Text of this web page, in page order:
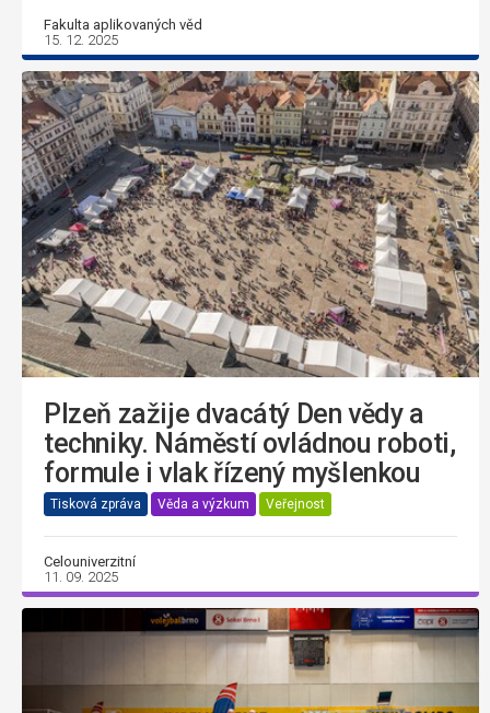
Fakulta aplikovaných věd
15. 12. 2025
Plzeň zažije dvacátý Den vědy a
techniky. Náměstí ovládnou roboti,
formule i vlak řízený myšlenkou
Tisková zpráva Věda a výzkum Veřejnost
Celouniverzitní
11. 09. 2025